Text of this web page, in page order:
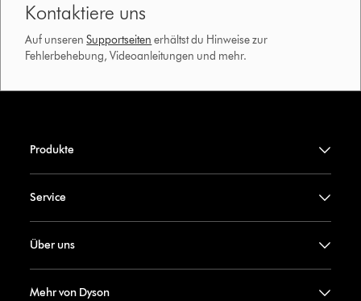
Kontaktiere uns
Auf unserenSupportseiten erhältst du Hinweise zur
Fehlerbehebung, Videoanleitungen und mehr.
Produkte
Service
Über uns
Mehr von Dyson